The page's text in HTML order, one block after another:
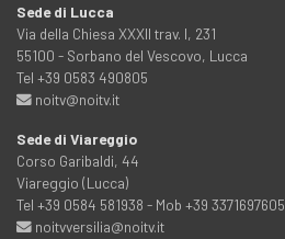
Sede di Lucca
Via della Chiesa XXXII trav. I, 231
55100 - Sorbano del Vescovo, Lucca
Tel +39 0583 490805
noitv@noitv.it
Sede di Viareggio
Corso Garibaldi, 44
Viareggio (Lucca)
Tel +39 0584 581938 - Mob +39 3371697605
noitvversilia@noitv.it